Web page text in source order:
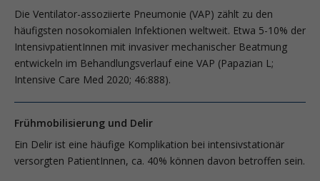
Die Ventilator-assoziierte Pneumonie (VAP) zählt zu den
häufigsten nosokomialen Infektionen weltweit. Etwa 5-10% der
IntensivpatientInnen mit invasiver mechanischer Beatmung
entwickeln im Behandlungsverlauf eine VAP (Papazian L;
Intensive Care Med 2020; 46:888).
Frühmobilisierung und Delir
Ein Delir ist eine häufige Komplikation bei intensivstationär
versorgten PatientInnen, ca. 40% können davon betroffen sein.